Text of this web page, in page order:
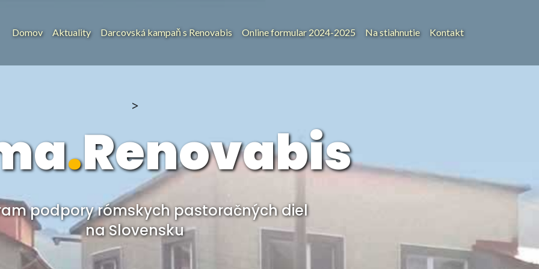
Domov Aktuality Darcovská kampaň s Renovabis Online formular 2024-2025 Na stiahnutie Kontakt
>
.Renovabis
podpory rómskych pastoračných diel
na Slovensku